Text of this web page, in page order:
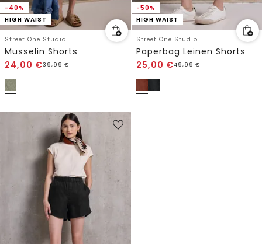
-40%
HIGH WAIST
Street One Studio
Musselin Shorts
24,00 €39,99€
-50%
HIGH WAIST
Street One Studio
Paperbag Leinen Shorts
25,00 €49,99€